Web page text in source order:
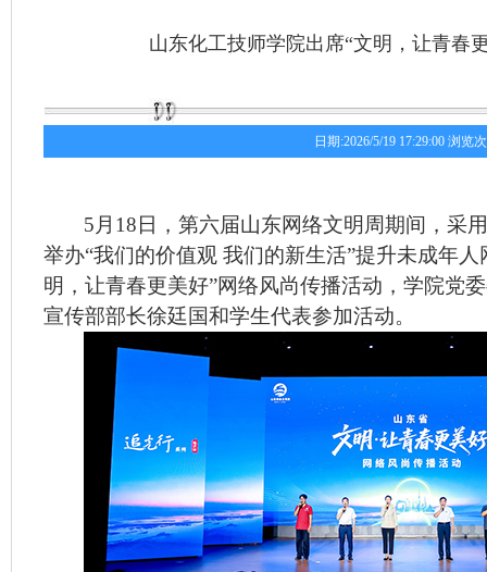
山东化工技师学院出席“文明，让青春
日期:2026/5/19 17:29:00 浏览
5 月 18 日，第六届山东网络文明周期间，采
举办“我们的价值观 我们的新生活”提升未成年
明，让青春更美好”网络风尚传播活动，学院党
宣传部部长徐廷国和学生代表参加活动。